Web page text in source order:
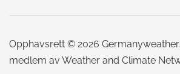
Opphavsrett © 2026
medlem av Weather and Climate